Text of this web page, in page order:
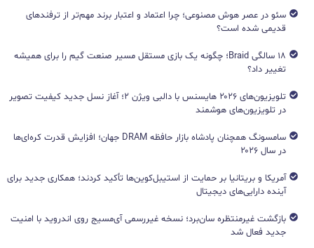
سئو در عصر هوش مصنوعی؛ چرا اعتماد و اعتبار برند مهم‌تر از ترفندهای
قدیمی شده است؟
۱۸ سالگی Braid؛ چگونه یک بازی مستقل مسیر صنعت گیم را برای همیشه
تغییر داد؟
تلویزیون‌های ۲۰۲۶ هایسنس با دالبی ویژن ۲؛ آغاز نسل جدید کیفیت تصویر
در تلویزیون‌های هوشمند
سامسونگ همچنان پادشاه بازار حافظه DRAM جهان؛ افزایش قدرت کره‌ای‌ها
در سال ۲۰۲۶
آمریکا و بریتانیا بر حمایت از استیبل‌کوین‌ها تأکید کردند؛ همکاری جدید برای
آینده دارایی‌های دیجیتال
بازگشت غیرمنتظره سان‌برد؛ نسخه غیررسمی آی‌مسیج روی اندروید با امنیت
جدید فعال شد